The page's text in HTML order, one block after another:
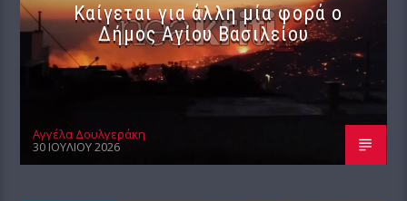
Καίγεται για άλλη μία φορά ο
Δήμος Αγίου Βασιλείου
Αγγέλα Δουλγεράκη
30 ΙΟΥΛΊΟΥ 2026